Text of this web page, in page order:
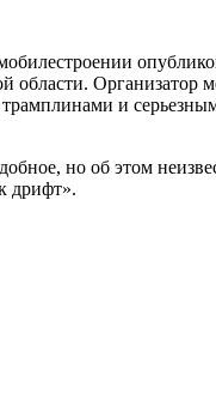
области.
и
но об этом
дрифт».